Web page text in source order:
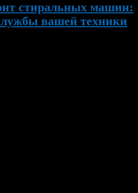
стиральных машин:
вашей техники